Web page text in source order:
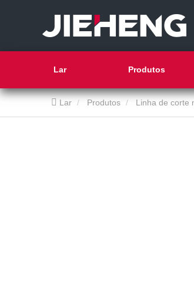
Lar Produtos
Lar Produtos Linha de corte